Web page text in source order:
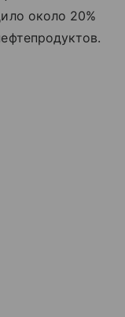
около 20%